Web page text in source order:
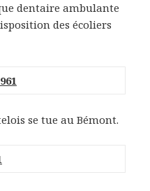
dentaire ambulante
des écoliers
se tue au Bémont.